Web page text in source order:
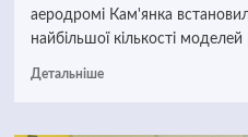
аеродромі Кам'янка
найбільшої кількості
Детальніше